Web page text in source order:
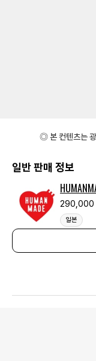
◎ 본 컨텐츠는
일반 판매 정보
290,000
일본